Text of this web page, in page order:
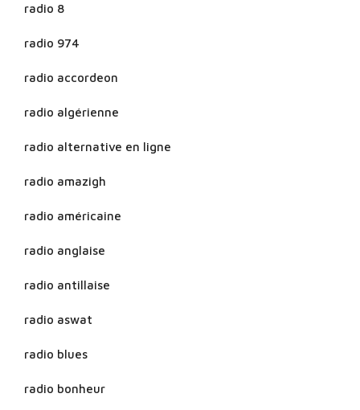
radio 8
radio 974
radio accordeon
radio algérienne
radio alternative en ligne
radio amazigh
radio américaine
radio anglaise
radio antillaise
radio aswat
radio blues
radio bonheur